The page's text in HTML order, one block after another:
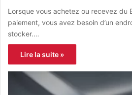
Lorsque vous achetez ou recevez du
paiement, vous avez besoin d’un
stocker.…
Lire la suite »